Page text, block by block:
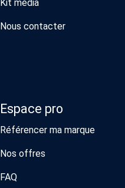
Kit média
Nous contacter
Espace pro
Référencer ma marque
Nos offres
FAQ